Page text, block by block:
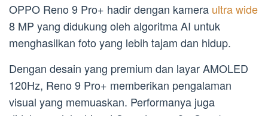
OPPO Reno 9 Pro+ hadir dengan kamera ultra wide
8 MP yang didukung oleh algoritma AI untuk
menghasilkan foto yang lebih tajam dan hidup.
Dengan desain yang premium dan layar AMOLED
120Hz, Reno 9 Pro+ memberikan pengalaman
visual yang memuaskan. Performanya juga